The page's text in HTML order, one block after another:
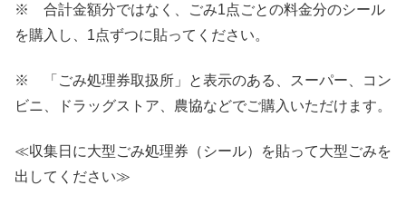
※ 合計金額分ではなく、ごみ1点ごとの料金分のシール
を購入し、1点ずつに貼ってください。
※ 「ごみ処理券取扱所」と表示のある、スーパー、コン
ビニ、ドラッグストア、農協などでご購入いただけます。
≪収集日に大型ごみ処理券（シール）を貼って大型ごみを
出してください≫